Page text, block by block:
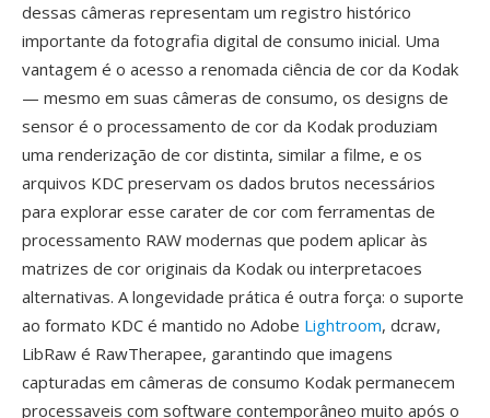
dessas câmeras representam um registro histórico
importante da fotografia digital de consumo inicial. Uma
vantagem é o acesso a renomada ciência de cor da Kodak
— mesmo em suas câmeras de consumo, os designs de
sensor é o processamento de cor da Kodak produziam
uma renderização de cor distinta, similar a filme, e os
arquivos KDC preservam os dados brutos necessários
para explorar esse carater de cor com ferramentas de
processamento RAW modernas que podem aplicar às
matrizes de cor originais da Kodak ou interpretacoes
alternativas. A longevidade prática é outra força: o suporte
ao formato KDC é mantido no Adobe Lightroom, dcraw,
LibRaw é RawTherapee, garantindo que imagens
capturadas em câmeras de consumo Kodak permanecem
processaveis com software contemporâneo muito após o